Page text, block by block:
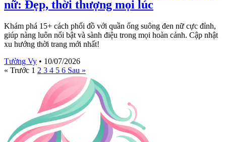
nữ: Đẹp, thời thượng mọi lúc
Khám phá 15+ cách phối đồ với quần ống suông đen nữ cực đỉnh,
giúp nàng luôn nổi bật và sành điệu trong mọi hoàn cảnh. Cập nhật
xu hướng thời trang mới nhất!
Tường Vy • 10/07/2026
« Trước 1 2 3 4 5 6 Sau »